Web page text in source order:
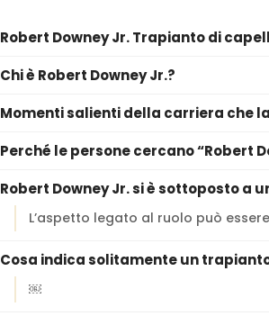
Robert Downey Jr. Trapianto di
Chi è Robert Downey Jr.?
Momenti salienti della carriera che
Perché le persone cercano “Robert
Robert Downey Jr. si è sottoposto a
L’aspetto legato al ruolo può
Cosa indica solitamente un
￼